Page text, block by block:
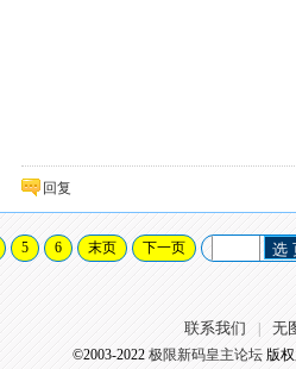
回复
5 6 末页 下一页 选
联系我们 无
©2003-2022 极限新码皇主论坛版权